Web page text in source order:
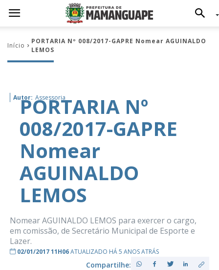
Início
PORTARIA Nº 008/2017-GAPRE Nomear AGUINALDO
LEMOS
Autor: Assessoria
PORTARIA Nº
008/2017-GAPRE
Nomear
AGUINALDO
LEMOS
Nomear AGUINALDO LEMOS para exercer o cargo,
em comissão, de Secretário Municipal de Esporte e
Lazer.
02/01/2017 11H06ATUALIZADO HÁ 5 ANOS ATRÁS
Compartilhe: